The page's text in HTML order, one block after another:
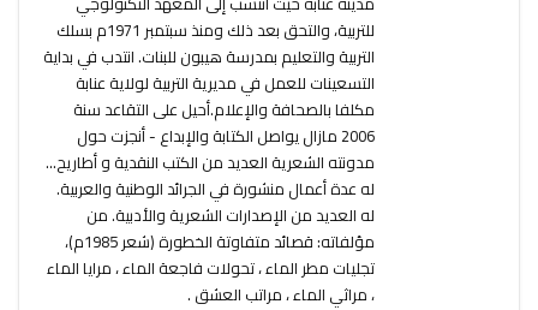
للتربية، والتحق بعد ذلك ومنذ سبتمبر 1971م بسلك
التربية والتعليم بمدرسة هيبون للبنات. انتدب في بداية
التسعينات للعمل في مديرية التربية لولاية عنابة
مكلفا بالصحافة والإعلام.أحيل على التقاعد سنة
2006 مازال يواصل الكتابة والإبداع - أنجزت حول
مدونته الشعرية العديد من الكتب النقدية و أطاريح...
له عدة أعمال منشورة في الجرائد الوطنية والعربية.
له العديد من الإصدارات الشعرية والأدبية. من
مؤلفاته: قصائد متفاوتة الخطورة (شعر 1985م)،
تجليات مطر الماء ، تحولات فاجعة الماء ، مرايا الماء
، مراثي الماء ، مراتب العشق .